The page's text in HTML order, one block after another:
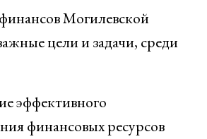
Могилевской
цели и задачи, среди
эффективного
финансовых ресурсов